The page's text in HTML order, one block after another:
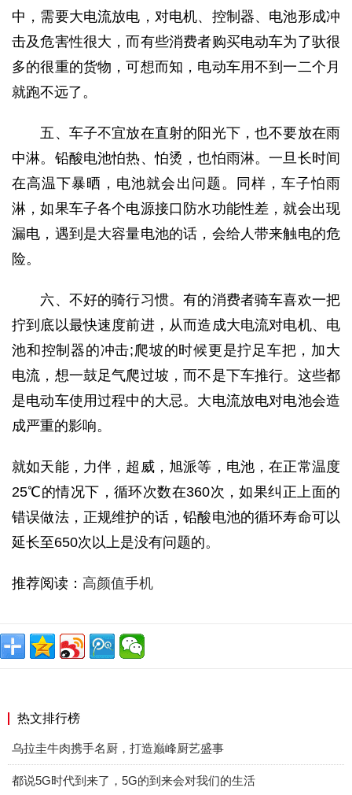
中，需要大电流放电，对电机、控制器、电池形成冲
击及危害性很大，而有些消费者购买电动车为了驮很
多的很重的货物，可想而知，电动车用不到一二个月
就跑不远了。
五、车子不宜放在直射的阳光下，也不要放在雨
中淋。铅酸电池怕热、怕烫，也怕雨淋。一旦长时间
在高温下暴晒，电池就会出问题。同样，车子怕雨
淋，如果车子各个电源接口防水功能性差，就会出现
漏电，遇到是大容量电池的话，会给人带来触电的危
险。
六、不好的骑行习惯。有的消费者骑车喜欢一把
拧到底以最快速度前进，从而造成大电流对电机、电
池和控制器的冲击;爬坡的时候更是拧足车把，加大
电流，想一鼓足气爬过坡，而不是下车推行。这些都
是电动车使用过程中的大忌。大电流放电对电池会造
成严重的影响。
就如天能，力伴，超威，旭派等，电池，在正常温度
25℃的情况下，循环次数在360次，如果纠正上面的
错误做法，正规维护的话，铅酸电池的循环寿命可以
延长至650次以上是没有问题的。
推荐阅读： 高颜值手机
热文排行榜
乌拉圭牛肉携手名厨，打造巅峰厨艺盛事
都说5G时代到来了，5G的到来会对我们的生活